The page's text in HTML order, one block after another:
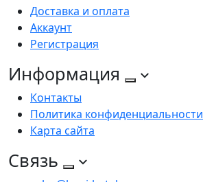
Доставка и оплата
Аккаунт
Регистрация
Информация
Контакты
Политика конфиденциальности
Карта сайта
Связь